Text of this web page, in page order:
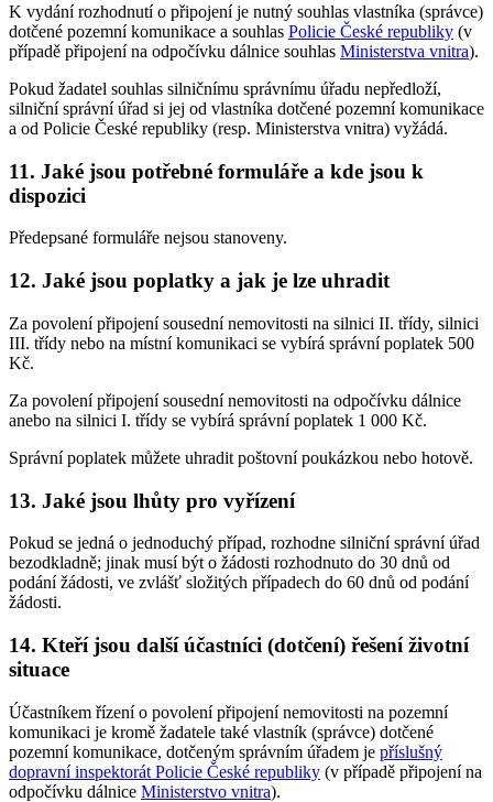
K vydání rozhodnutí o připojení je nutný souhlas vlastníka (správce)
dotčené pozemní komunikace a souhlas Policie České republiky (v
případě připojení na odpočívku dálnice souhlas Ministerstva vnitra).
Pokud žadatel souhlas silničnímu správnímu úřadu nepředloží,
silniční správní úřad si jej od vlastníka dotčené pozemní komunikace
a od Policie České republiky (resp. Ministerstva vnitra) vyžádá.
11. Jaké jsou potřebné formuláře a kde jsou k
dispozici
Předepsané formuláře nejsou stanoveny.
12. Jaké jsou poplatky a jak je lze uhradit
Za povolení připojení sousední nemovitosti na silnici II. třídy, silnici
III. třídy nebo na místní komunikaci se vybírá správní poplatek 500
Kč.
Za povolení připojení sousední nemovitosti na odpočívku dálnice
anebo na silnici I. třídy se vybírá správní poplatek 1 000 Kč.
Správní poplatek můžete uhradit poštovní poukázkou nebo hotově.
13. Jaké jsou lhůty pro vyřízení
Pokud se jedná o jednoduchý případ, rozhodne silniční správní úřad
bezodkladně; jinak musí být o žádosti rozhodnuto do 30 dnů od
podání žádosti, ve zvlášť složitých případech do 60 dnů od podání
žádosti.
14. Kteří jsou další účastníci (dotčení) řešení životní
situace
Účastníkem řízení o povolení připojení nemovitosti na pozemní
komunikaci je kromě žadatele také vlastník (správce) dotčené
pozemní komunikace, dotčeným správním úřadem je příslušný
dopravní inspektorát Policie České republiky (v případě připojení na
odpočívku dálnice Ministerstvo vnitra).